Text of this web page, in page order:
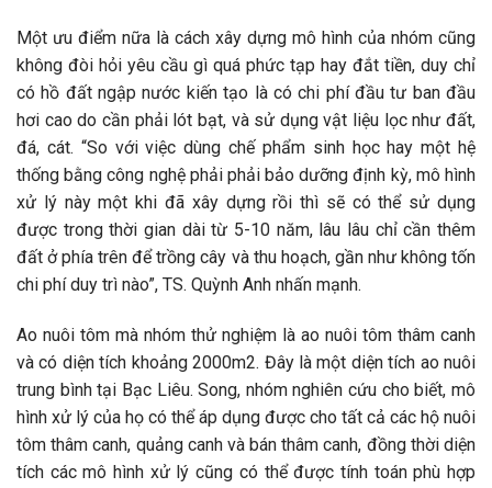
Một ưu điểm nữa là cách xây dựng mô hình của nhóm cũng
không đòi hỏi yêu cầu gì quá phức tạp hay đắt tiền, duy chỉ
có hồ đất ngập nước kiến tạo là có chi phí đầu tư ban đầu
hơi cao do cần phải lót bạt, và sử dụng vật liệu lọc như đất,
đá, cát. “So với việc dùng chế phẩm sinh học hay một hệ
thống bằng công nghệ phải phải bảo dưỡng định kỳ, mô hình
xử lý này một khi đã xây dựng rồi thì sẽ có thể sử dụng
được trong thời gian dài từ 5-10 năm, lâu lâu chỉ cần thêm
đất ở phía trên để trồng cây và thu hoạch, gần như không tốn
chi phí duy trì nào”, TS. Quỳnh Anh nhấn mạnh.
Ao nuôi tôm mà nhóm thử nghiệm là ao nuôi tôm thâm canh
và có diện tích khoảng 2000m2. Đây là một diện tích ao nuôi
trung bình tại Bạc Liêu. Song, nhóm nghiên cứu cho biết, mô
hình xử lý của họ có thể áp dụng được cho tất cả các hộ nuôi
tôm thâm canh, quảng canh và bán thâm canh, đồng thời diện
tích các mô hình xử lý cũng có thể được tính toán phù hợp